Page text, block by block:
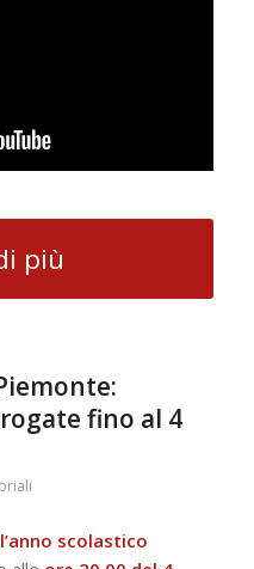
più
fino al 4
scolastico